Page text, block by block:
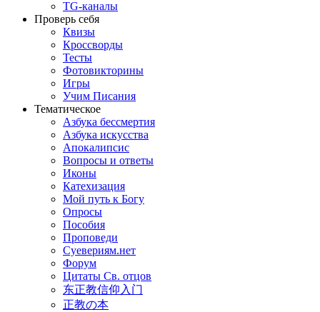
TG-каналы
Проверь себя
Квизы
Кроссворды
Тесты
Фотовикторины
Игры
Учим Писания
Тематическое
Азбука бессмертия
Азбука искусства
Апокалипсис
Вопросы и ответы
Иконы
Катехизация
Мой путь к Богу
Опросы
Пособия
Проповеди
Суевериям.нет
Форум
Цитаты Св. отцов
东正教信仰入门
正教の本